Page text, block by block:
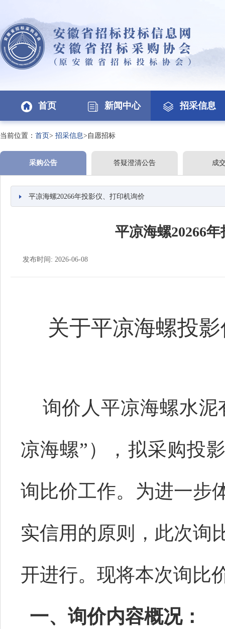
首页 新闻中心 招采信息
当前位置： 首页> 招采信息>自愿招标
采购公告 答疑澄清公告 成
平凉海螺20266年投影仪、打印机询价
平凉海螺20266
发布时间: 2026-06-08
关于平凉海螺投
询价人平凉海螺水泥
凉海螺”），拟采购投
询比价工作。为进一步
实信用的原则，此次询
开进行。现将本次询比
一、询价内容概况：